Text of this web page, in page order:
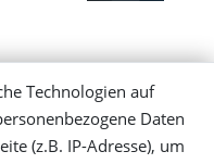
Technologien auf
Daten
(z.B. IP-Adresse), um